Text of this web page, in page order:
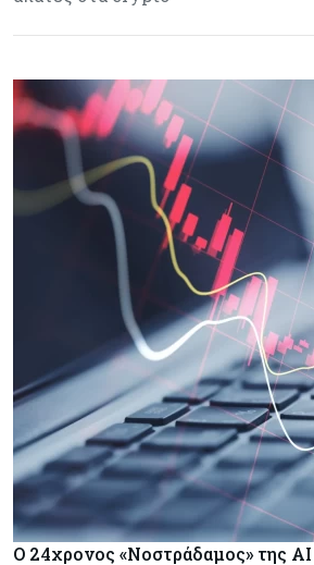
Ο 24χρονος «Νοστράδαμος» της AI